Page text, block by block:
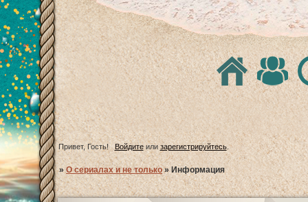
Привет, Гость! Войдитеилизарегистрируйтесь.
»О сериалах и не только »Информация